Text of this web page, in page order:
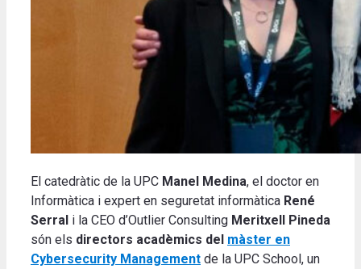
El catedràtic de la UPC Manel Medina, el doctor en
Informàtica i expert en seguretat informàtica René
Serral i la CEO d’Outlier Consulting Meritxell Pineda
són els directors acadèmics del màster en
Cybersecurity Management de la UPC School, un